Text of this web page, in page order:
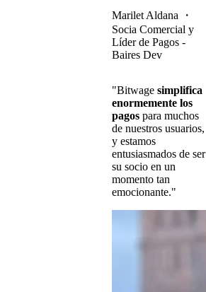
Marilet Aldana ・
Socia Comercial y
Líder de Pagos -
Baires Dev
"Bitwage simplifica
enormemente los
pagos para muchos
de nuestros usuarios,
y estamos
entusiasmados de ser
su socio en un
momento tan
emocionante."